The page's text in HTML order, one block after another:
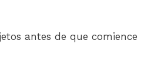
antes de que comience